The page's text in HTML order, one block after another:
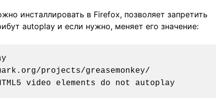
инсталлировать в Firefox, позволяет запретить
autoplay и если нужно, меняет его значение:
projects/greasemonkey/
video elements do not autoplay